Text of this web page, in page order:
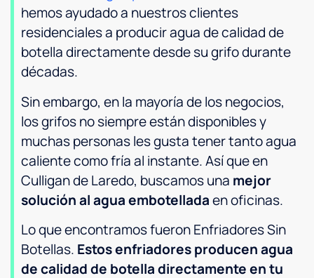
hemos ayudado a nuestros clientes
residenciales a producir agua de calidad de
botella directamente desde su grifo durante
décadas.
Sin embargo, en la mayoría de los negocios,
los grifos no siempre están disponibles y
muchas personas les gusta tener tanto agua
caliente como fría al instante. Así que en
Culligan de Laredo, buscamos una mejor
solución al agua embotelladaen oficinas.
Lo que encontramos fueron Enfriadores Sin
Botellas. Estos enfriadores producen agua
de calidad de botella directamente en tu